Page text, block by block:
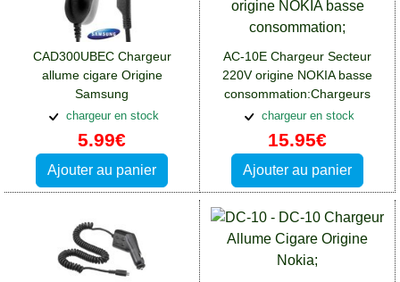
CAD300UBEC Chargeur
allume cigare Origine
Samsung
CAD300UBECSTD:Chargeurs
Nokia 1
chargeur en stock
5.99€
Ajouter au panier
AC-10E Chargeur Secteur
220V origine NOKIA basse
consommation:Chargeurs
Nokia 1
chargeur en stock
15.95€
Ajouter au panier